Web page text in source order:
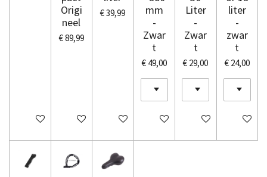
In winkelwagen
Origi
neel
€ 89,99
In winkelwagen
€ 39,99
In winkelwagen
mm
-
Zwar
t
€ 49,00
In winkelwagen
Liter
-
Zwar
t
€ 29,00
In winkelwagen
liter
-
zwar
t
€ 24,00
In